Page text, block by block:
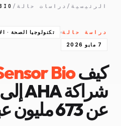
الرئيسية/ دراسات حالة/
دراسة حالة تكنولوجيا الصحة ·
7 مايو 2026
كيفBio
شراكة AHA
عن 673 مليون عبر 824 منفذًا